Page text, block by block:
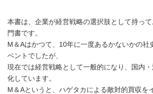
本書は、企業が経営戦略の選択肢として持っ
門書です。
M＆Aはかつて、10年に一度あるかないかの社
ベントでしたが、
現在では経営戦略として一般的になり、国内
化しています。
M＆Aというと、ハゲタカによる敵対的買収を